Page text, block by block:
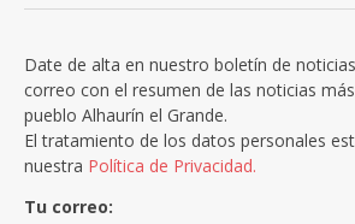
Date de alta en nuestro boletín de
correo con el resumen de las noticias
pueblo Alhaurín el Grande.
El tratamiento de los datos personales
nuestra Política de Privacidad.
Tu correo: